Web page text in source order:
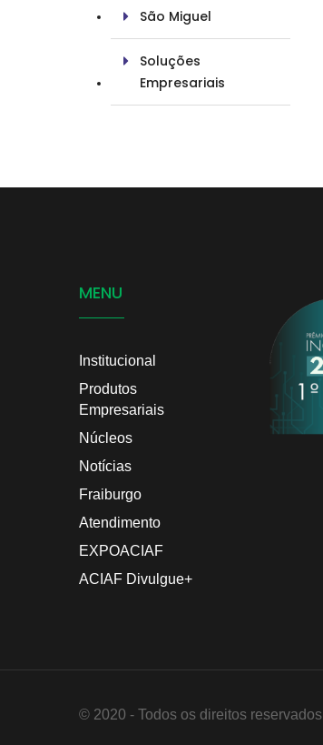
São Miguel
Soluções
Empresariais
MENU
Institucional
Produtos
Empresariais
Núcleos
Notícias
Fraiburgo
Atendimento
EXPOACIAF
ACIAF Divulgue+
© 2020 - Todos os direitos reservados